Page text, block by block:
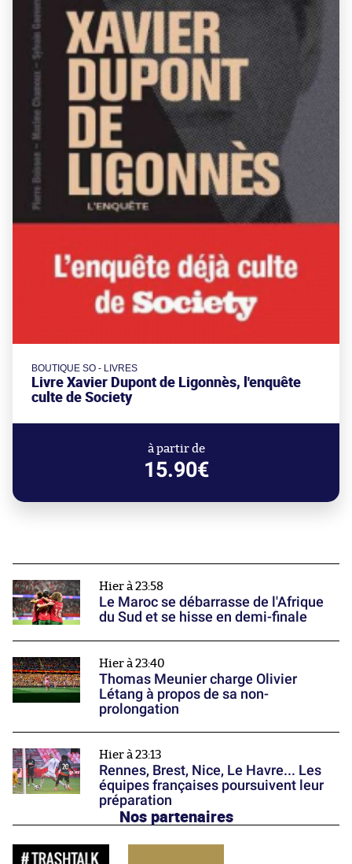
BOUTIQUE SO - LIVRES
Livre Xavier Dupont de Ligonnès, l'enquête
culte de Society
à partir de
15.90€
Hier à 23:58
Le Maroc se débarrasse de l'Afrique
du Sud et se hisse en demi-finale
Hier à 23:40
Thomas Meunier charge Olivier
Létang à propos de sa non-
prolongation
Hier à 23:13
Rennes, Brest, Nice, Le Havre... Les
équipes françaises poursuivent leur
préparation
Nos partenaires